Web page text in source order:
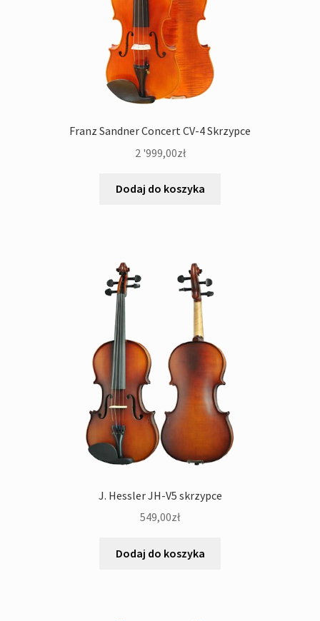
Franz Sandner Concert CV-4 Skrzypce
2 '999,00zł
Dodaj do koszyka
J. Hessler JH-V5 skrzypce
549,00zł
Dodaj do koszyka